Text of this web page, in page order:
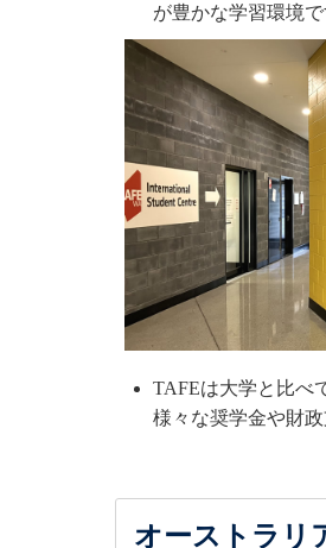
が豊かな学習環境
TAFEは大学と比べ
様々な奨学金や財
オーストラリ